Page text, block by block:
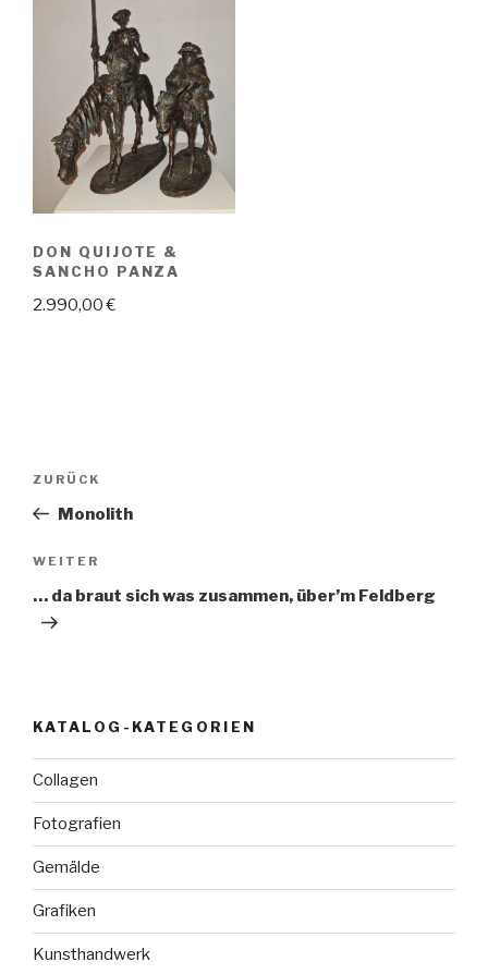
DON QUIJOTE &
SANCHO PANZA
2.990,00€
Beitragsnavigation
Vorheriger
Beitrag
ZURÜCK
Monolith
Nächster
Beitrag
WEITER
… da braut sich was zusammen, über’m Feldberg
KATALOG-KATEGORIEN
Collagen
Fotografien
Gemälde
Grafiken
Kunsthandwerk